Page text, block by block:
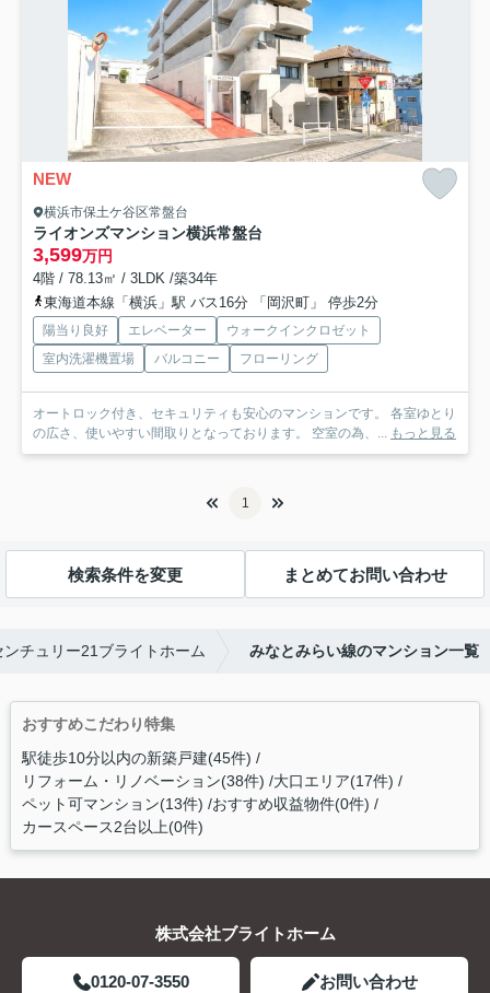
NEW
横浜市保土ケ谷区常盤台
ライオンズマンション横浜常盤台
3,599万円
4階 / 78.13㎡ / 3LDK /築34年
東海道本線「横浜」駅 バス16分 「岡沢町」 停歩2分
陽当り良好 エレベーター
ウォークインクロゼット
室内洗濯機置場
バルコニー フローリング
オートロック付き、セキュリティも安心のマンションです。 各室ゆとり
の広さ、使いやすい間取りとなっております。 空室の為、... もっと見る
1
検索条件を変更 まとめてお問い合わせ
チュリー21ブライトホーム みなとみらい線のマンション一覧
おすすめこだわり特集
駅徒歩10分以内の新築戸建(45件)
リフォーム・リノベーション(38件) 大口エリア(17件)
ペット可マンション(13件) おすすめ収益物件(0件)
カースペース2台以上(0件)
株式会社ブライトホーム
0120-07-3550 お問い合わせ